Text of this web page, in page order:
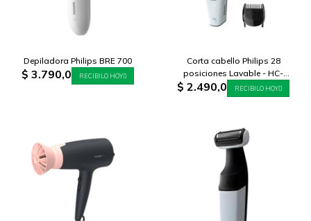
Depiladora Philips BRE 700
$ 3.790,0 RECIBILO HOY
Corta cabello Philips 28
posiciones Lavable - HC-
5610/15
$ 2.490,0 RECIBILO HOY